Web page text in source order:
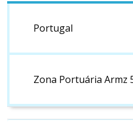
Portugal
Zona Portuária Armz